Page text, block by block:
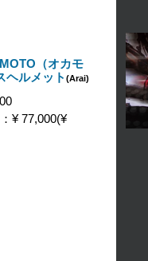
（オカモ
ヘルメット (Arai)
：¥ 77,000(¥